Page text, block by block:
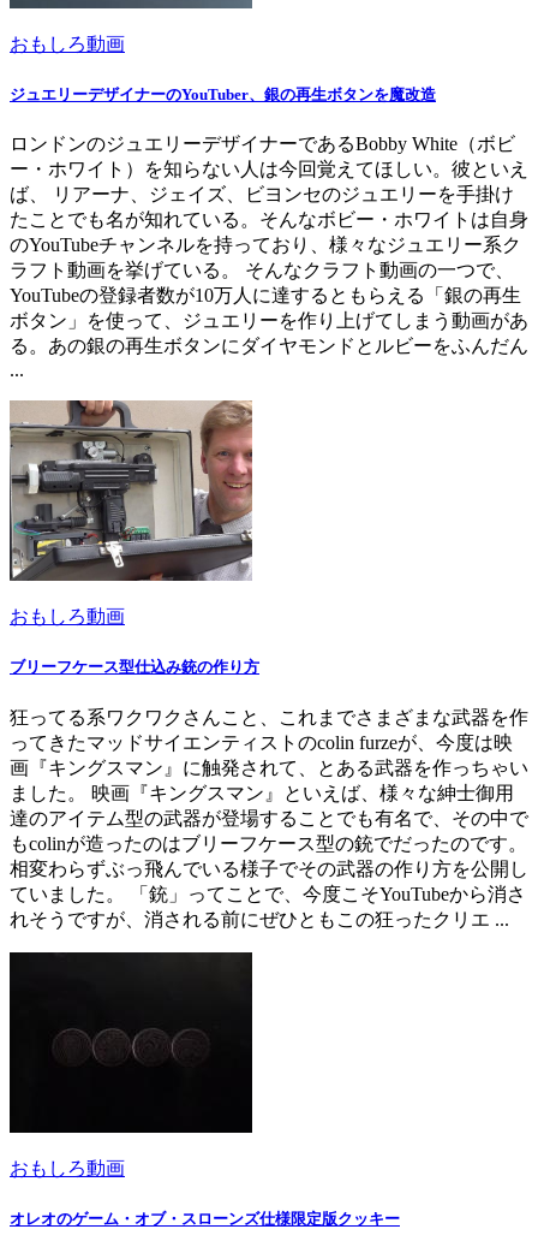
おもしろ動画
ジュエリーデザイナーのYouTuber、銀の再生ボタンを魔改造
ロンドンのジュエリーデザイナーであるBobby White（ボビ
ー・ホワイト）を知らない人は今回覚えてほしい。彼といえ
ば、 リアーナ、ジェイズ、ビヨンセのジュエリーを手掛け
たことでも名が知れている。そんなボビー・ホワイトは自身
のYouTubeチャンネルを持っており、様々なジュエリー系ク
ラフト動画を挙げている。 そんなクラフト動画の一つで、
YouTubeの登録者数が10万人に達するともらえる「銀の再生
ボタン」を使って、ジュエリーを作り上げてしまう動画があ
る。あの銀の再生ボタンにダイヤモンドとルビーをふんだん
...
おもしろ動画
ブリーフケース型仕込み銃の作り方
狂ってる系ワクワクさんこと、これまでさまざまな武器を作
ってきたマッドサイエンティストのcolin furzeが、今度は映
画『キングスマン』に触発されて、とある武器を作っちゃい
ました。 映画『キングスマン』といえば、様々な紳士御用
達のアイテム型の武器が登場することでも有名で、その中で
もcolinが造ったのはブリーフケース型の銃でだったのです。
相変わらずぶっ飛んでいる様子でその武器の作り方を公開し
ていました。 「銃」ってことで、今度こそYouTubeから消さ
れそうですが、消される前にぜひともこの狂ったクリエ ...
おもしろ動画
オレオのゲーム・オブ・スローンズ仕様限定版クッキー